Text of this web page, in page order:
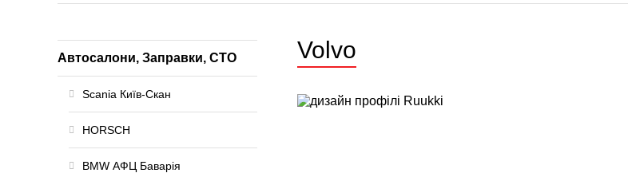
Автосалони, Заправки, СТО
Scania Київ-Скан
HORSCH
BMW АФЦ Баварія
Volvo